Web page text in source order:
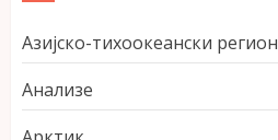
Азијско-тихоокеански регион
Анализе